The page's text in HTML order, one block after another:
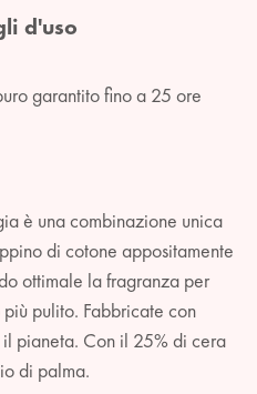
d'uso
garantito fino a 25 ore
è una combinazione unica
di cotone appositamente
ottimale la fragranza per
pulito. Fabbricate con
pianeta. Con il 25% di cera
di palma.